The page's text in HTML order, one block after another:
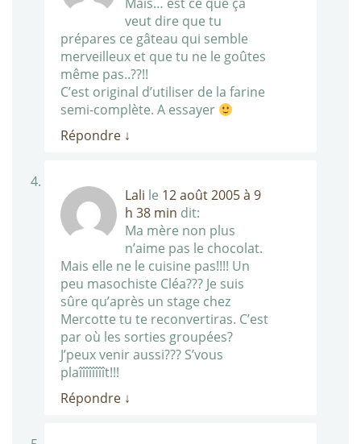
Mais… est ce que ça
veut dire que tu
prépares ce gâteau qui semble
merveilleux et que tu ne le goûtes
même pas..??!!
C’est original d’utiliser de la farine
semi-complète. A essayer
Répondre ↓
Lali le 12 août 2005 à 9
h 38 min dit:
Ma mère non plus
n’aime pas le chocolat.
Mais elle ne le cuisine pas!!!! Un
peu masochiste Cléa??? Je suis
sûre qu’après un stage chez
Mercotte tu te reconvertiras. C’est
par où les sorties groupées?
J’peux venir aussi??? S’vous
plaîîîîîîîît!!!
Répondre ↓